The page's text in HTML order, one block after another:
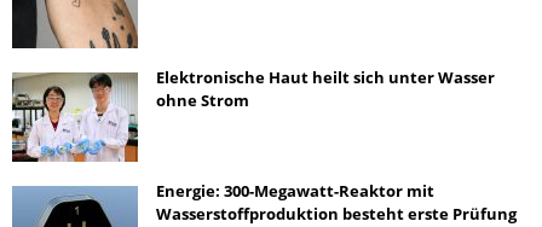
Elektronische Haut heilt sich unter Wasser
ohne Strom
Energie: 300-Megawatt-Reaktor mit
Wasserstoffproduktion besteht erste Prüfung